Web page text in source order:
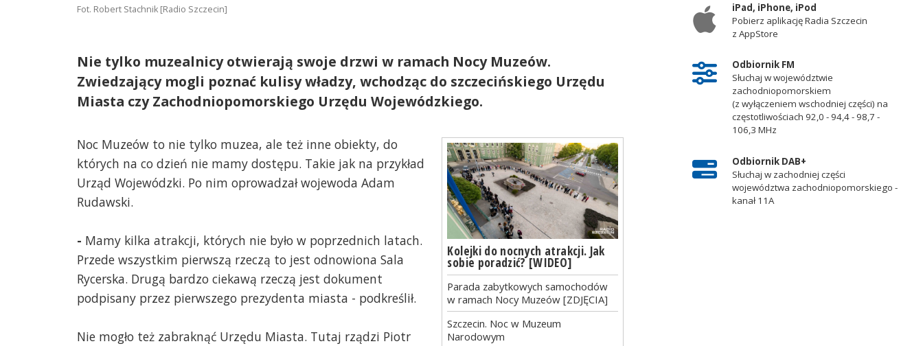
Fot. Robert Stachnik [Radio Szczecin]
Nie tylko muzealnicy otwierają swoje drzwi w ramach Nocy Muzeów.
Zwiedzający mogli poznać kulisy władzy, wchodząc do szczecińskiego Urzędu
Miasta czy Zachodniopomorskiego Urzędu Wojewódzkiego.
Kolejki do nocnych atrakcji. Jak
sobie poradzić? [WIDEO]
Parada zabytkowych samochodów
w ramach Nocy Muzeów [ZDJĘCIA]
Szczecin. Noc w Muzeum
Narodowym
Noc Muzeów to nie tylko muzea, ale też inne obiekty, do
których na co dzień nie mamy dostępu. Takie jak na przykład
Urząd Wojewódzki. Po nim oprowadzał wojewoda Adam
Rudawski.
- Mamy kilka atrakcji, których nie było w poprzednich latach.
Przede wszystkim pierwszą rzeczą to jest odnowiona Sala
Rycerska. Drugą bardzo ciekawą rzeczą jest dokument
podpisany przez pierwszego prezydenta miasta - podkreślił.
Nie mogło też zabraknąć Urzędu Miasta. Tutaj rządzi Piotr
iPad, iPhone, iPod
Pobierz aplikację Radia Szczecin
z AppStore
Odbiornik FM
Słuchaj w województwie
zachodniopomorskiem
(z wyłączeniem wschodniej części) na
częstotliwościach 92,0 - 94,4 - 98,7 -
106,3 MHz
Odbiornik DAB+
Słuchaj w zachodniej części
województwa zachodniopomorskiego -
kanał 11A